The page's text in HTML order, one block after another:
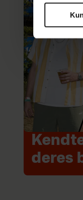
sociale
cookies,
deres